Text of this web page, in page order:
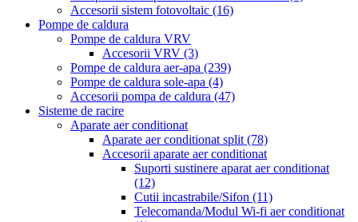
Accesorii sistem fotovoltaic (16)
Pompe de caldura
Pompe de caldura VRV
Accesorii VRV (3)
Pompe de caldura aer-apa (239)
Pompe de caldura sole-apa (4)
Accesorii pompa de caldura (47)
Sisteme de racire
Aparate aer conditionat
Aparate aer conditionat split (78)
Accesorii aparate aer conditionat
Suporti sustinere aparat aer conditionat
(12)
Cutii incastrabile/Sifon (11)
Telecomanda/Modul Wi-fi aer conditionat